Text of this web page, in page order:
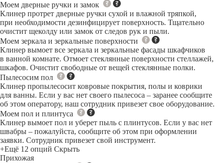
Моем дверные ручки и замок
Клинер протрет дверные ручки сухой и влажной тряпкой,
при необходимости дезинфицирует поверхность. Тщательно
очистит щеколду или замок от следов рук и пыли.
Моем зеркала и зеркальные поверхности
Клинер вымоет все зеркала и зеркальные фасады шкафчиков
в ванной комнате. Отмоет стеклянные поверхности стеллажей,
шкафов. Очистит свободные от вещей стеклянные полки.
Пылесосим пол
Клинер пропылесосит ковровые покрытия, полы и коврики
для ванны. Если у вас нет своего пылесоса – заранее сообщите
об этом оператору, наш сотрудник привезет свое оборудование.
Моем пол и плинтуса
Клинер вымоет пол и уберет пыль с плинтусов. Если у вас нет
швабры – пожалуйста, сообщите об этом при оформлении
заявки. Сотрудник привезет свой инструмент.
+Ещё 12 опций Скрыть
Прихожая